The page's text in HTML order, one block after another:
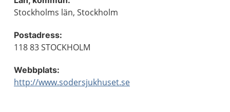
Stockholms län, Stockholm
Postadress:
118 83 STOCKHOLM
Webbplats:
http://www.sodersjukhuset.se